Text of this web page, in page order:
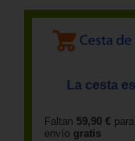
La cesta
Faltan 59,90 €
envío gratis